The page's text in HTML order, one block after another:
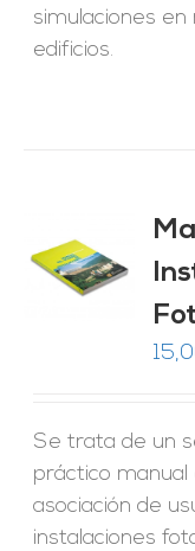
simulaciones en
edificios.
Se trata de un
práctico manual
asociación de
instalaciones